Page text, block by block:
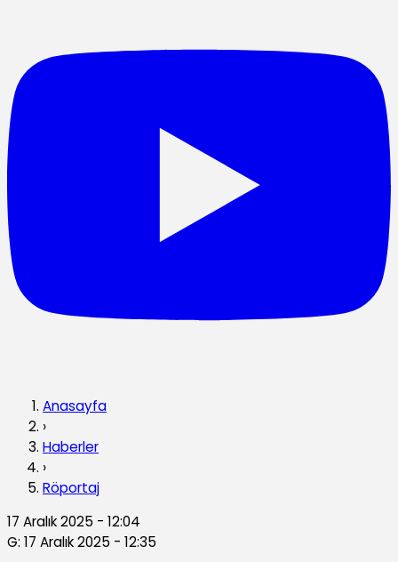
Anasayfa
›
Haberler
›
Röportaj
17 Aralık 2025 - 12:04
G: 17 Aralık 2025 - 12:35